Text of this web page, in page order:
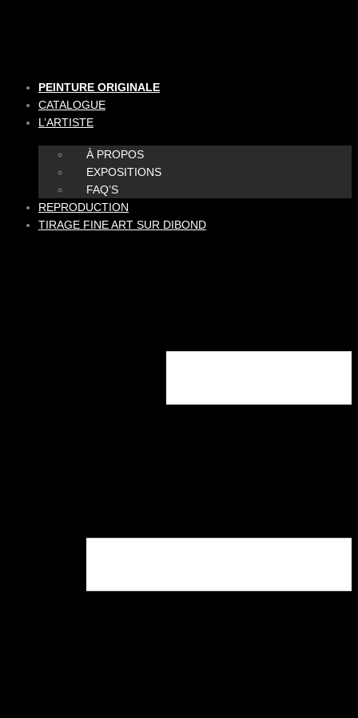
PEINTURE ORIGINALE
CATALOGUE
L’ARTISTE
À PROPOS
EXPOSITIONS
FAQ’S
REPRODUCTION
TIRAGE FINE ART SUR DIBOND